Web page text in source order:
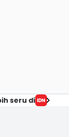
seru di